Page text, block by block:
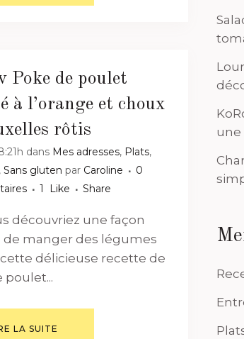
Poke de poulet
à l’orange et choux
rôtis
dans Mes adresses, Plats,
Sans gluten par Caroline
0
1 Like Share
découvriez une façon
de manger des légumes
délicieuse recette de
poulet...
LA SUITE
une